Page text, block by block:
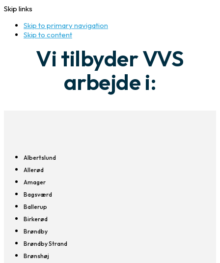
Skip links
Skip to primary navigation
Skip to content
Vi tilbyder VVS
arbejde i:
Albertslund
Allerød
Amager
Bagsværd
Ballerup
Birkerød
Brøndby
Brøndby Strand
Brønshøj